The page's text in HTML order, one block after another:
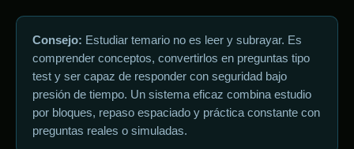
Consejo: Estudiar temario no es leer y subrayar. Es
comprender conceptos, convertirlos en preguntas tipo
test y ser capaz de responder con seguridad bajo
presión de tiempo. Un sistema eficaz combina estudio
por bloques, repaso espaciado y práctica constante con
preguntas reales o simuladas.